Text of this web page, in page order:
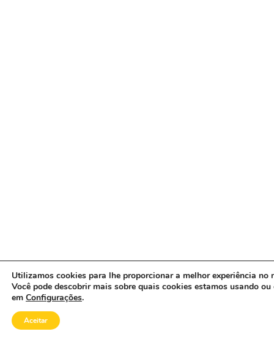
Utilizamos cookies para lhe proporcionar a melhor experiência no
Você pode descobrir mais sobre quais cookies estamos usando
em Configurações.
Aceitar